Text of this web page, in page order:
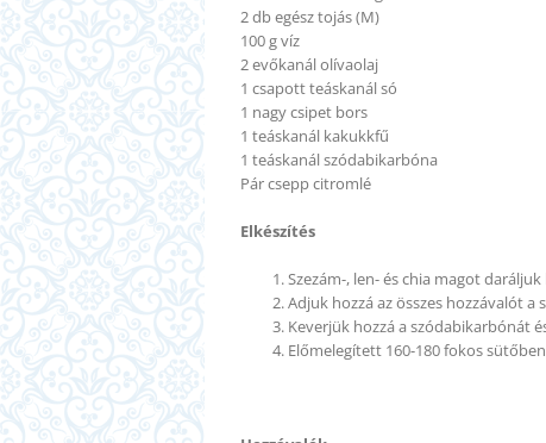
2 db egész tojás (M)
100 g víz
2 evőkanál olívaolaj
1 csapott teáskanál só
1 nagy csipet bors
1 teáskanál kakukkfű
1 teáskanál szódabikarbóna
Pár csepp citromlé
Elkészítés
Szezám-, len- és chia magot daráljuk
Adjuk hozzá az összes hozzávalót
Keverjük hozzá a szódabikarbónát
Előmelegített 160-180 fokos